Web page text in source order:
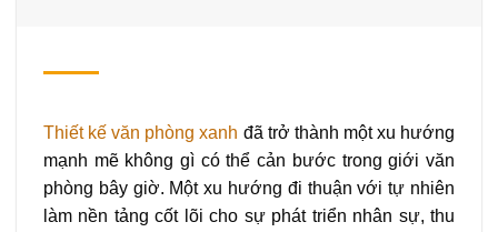
Thiết kế văn phòng xanh đã trở thành một xu hướng
mạnh mẽ không gì có thể cản bước trong giới văn
phòng bây giờ. Một xu hướng đi thuận với tự nhiên
làm nền tảng cốt lõi cho sự phát triển nhân sự, thu